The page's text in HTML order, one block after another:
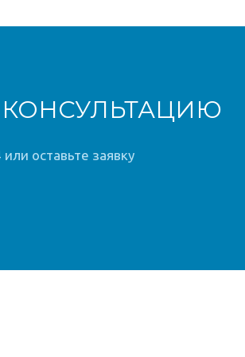
оставьте заявку